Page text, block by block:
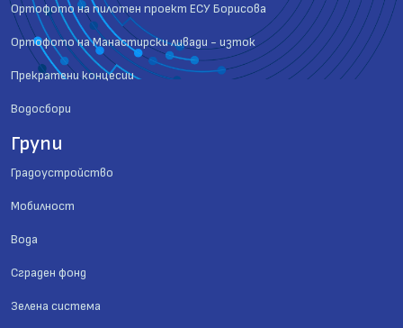
Ортофото на пилотен проект ЕСУ Борисова
Ортофото на Манастирски ливади - изток
Прекратени концесии
Водосбори
Групи
Градоустройство
Мобилност
Вода
Сграден фонд
Зелена система